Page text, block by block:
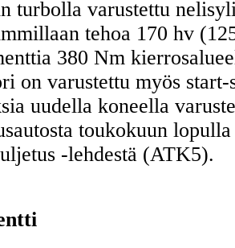
turbolla varustettu
tehoa 170 hv
380 Nm
on varustettu myös
uudella koneella
toukokuun
-lehdestä (ATK5).